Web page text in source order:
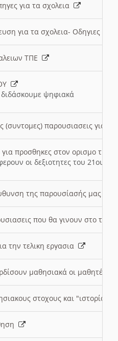
για τα σχολεια
για τα σχολεια- Οδηγιες
ΤΠΕ
ψηφιακά
(συντομες) παρουσιασεις για
για προσθηκες στον ορισμο
οι δεξιοτητες του 21ου
της παρουσίασής μας
που θα γινουν στο
την τελικη εργασια
μαθησιακά οι μαθητές/
στοχους και "ιστορία"